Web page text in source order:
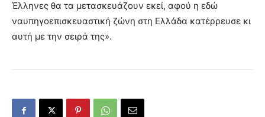
Έλληνες θα τα μετασκευάζουν εκεί, αφού η εδώ
ναυπηγοεπισκευαστική ζώνη στη Ελλάδα κατέρρευσε κι
αυτή με την σειρά της».